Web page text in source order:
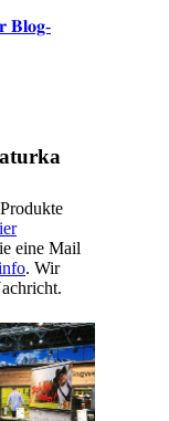
𝐁𝐥𝐨𝐠-
eine Mail
. Wir